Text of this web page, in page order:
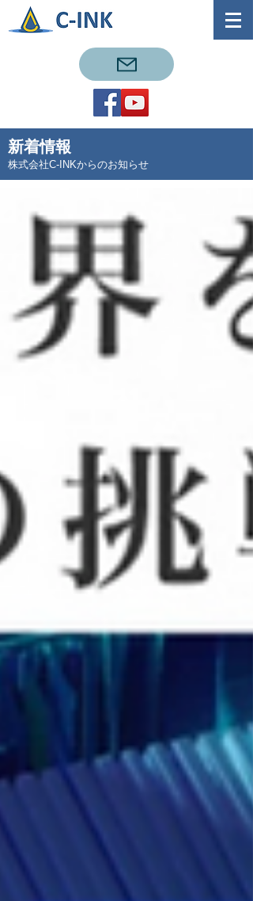
新着情報
株式会社C-INKからのお知らせ